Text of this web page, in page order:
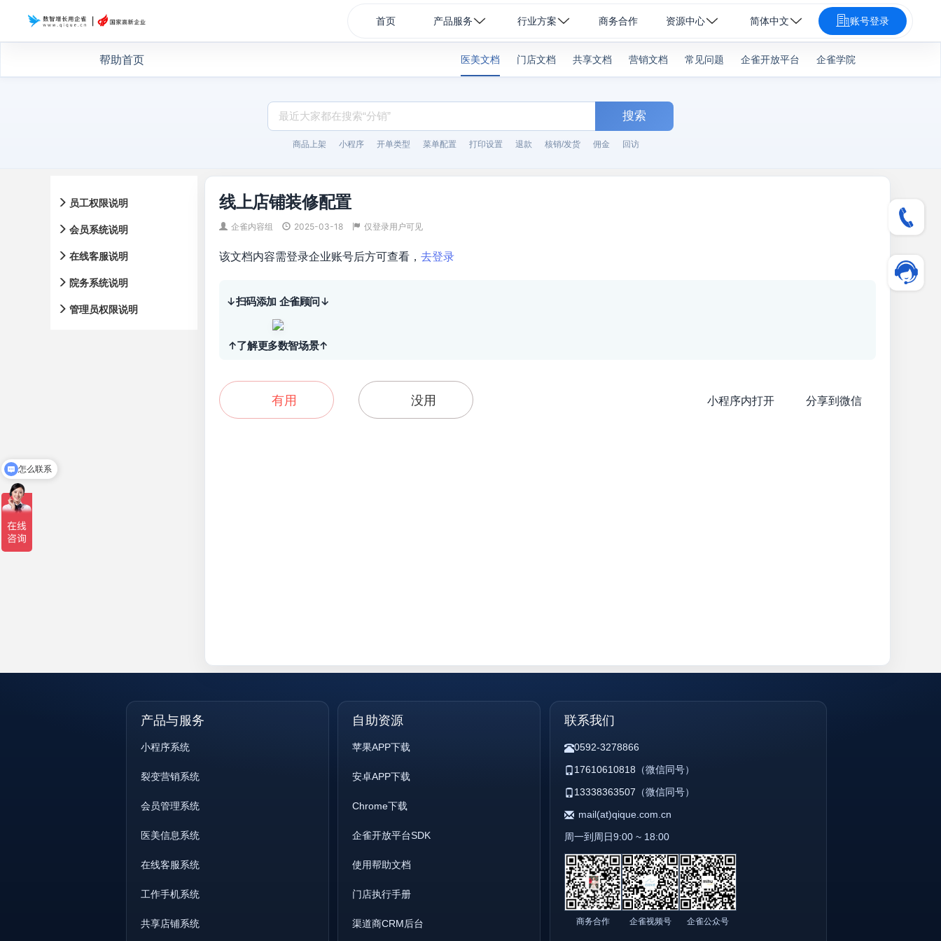
首页 产品服务 行业方案 商务合作 资源中心 简体中文 账号登录
帮助首页 医美文档 门店文档 共享文档 营销文档 常见问题 企雀开放平台 企雀学院
搜索
商品上架 小程序 开单类型 菜单配置 打印设置 退款 核销/发货 佣金 回访
员工权限说明
会员系统说明
在线客服说明
院务系统说明
管理员权限说明
线上店铺装修配置
企雀内容组 2025-03-18 仅登录用户可见
该文档内容需登录企业账号后方可查看， 去登录
↓扫码添加 企雀顾问↓
↑了解更多数智场景↑
有用 没用 分享到微信
小程序内打开
产品与服务
小程序系统
裂变营销系统
会员管理系统
医美信息系统
在线客服系统
工作手机系统
共享店铺系统
自助资源
苹果APP下载
安卓APP下载
Chrome下载
企雀开放平台SDK
使用帮助文档
门店执行手册
渠道商CRM后台
联系我们
0592-3278866
17610610818 （微信同号）
13338363507 （微信同号）
mail(at)qique.com.cn
周一到周日9:00 ~ 18:00
商务合作 企雀视频号 企雀公众号
怎么联系